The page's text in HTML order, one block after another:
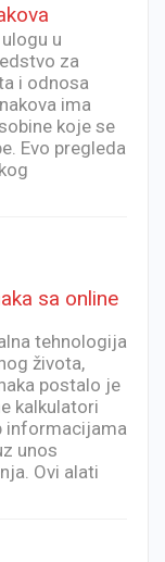
u
za
i odnosa
ima
koje se
Evo pregleda
sa online
tehnologija
života,
postalo je
kalkulatori
informacijama
unos
Ovi alati